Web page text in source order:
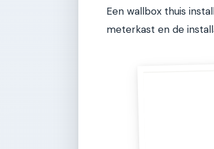
Een wallbox thuis
meterkast en de